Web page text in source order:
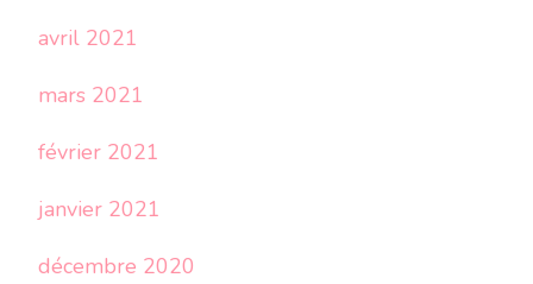
avril 2021
mars 2021
février 2021
janvier 2021
décembre 2020